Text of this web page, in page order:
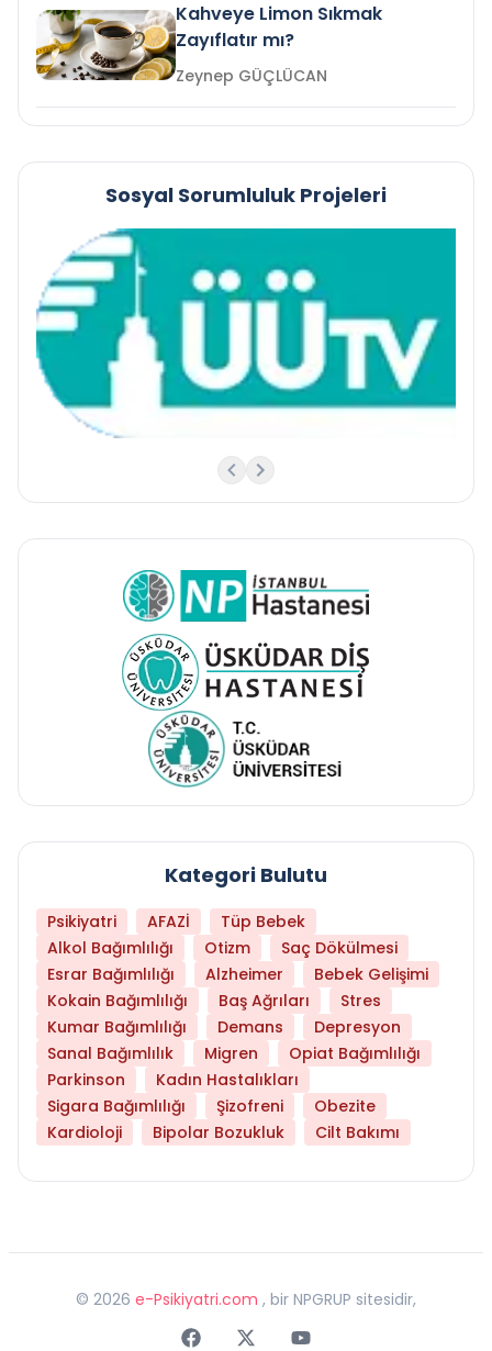
Kahveye Limon Sıkmak
Zayıflatır mı?
Zeynep GÜÇLÜCAN
Sosyal Sorumluluk Projeleri
Kategori Bulutu
Psikiyatri AFAZİ
Tüp Bebek
Alkol Bağımlılığı
Otizm
Saç Dökülmesi
Esrar Bağımlılığı
Alzheimer
Bebek Gelişimi
Kokain Bağımlılığı
Baş Ağrıları
Stres
Kumar Bağımlılığı
Demans
Depresyon
Sanal Bağımlılık
Migren
Opiat Bağımlılığı
Parkinson
Kadın Hastalıkları
Sigara Bağımlılığı
Şizofreni
Obezite
Kardioloji
Bipolar Bozukluk Cilt Bakımı
© 2026 e-Psikiyatri.com , bir NPGRUP sitesidir,